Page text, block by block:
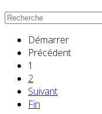
Démarrer
Précédent
1
2
Suivant
Fin